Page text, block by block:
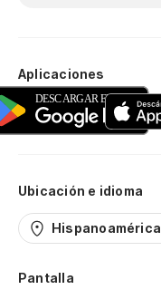
Aplicaciones
Ubicación e idioma
Hispanoamérica
Pantalla